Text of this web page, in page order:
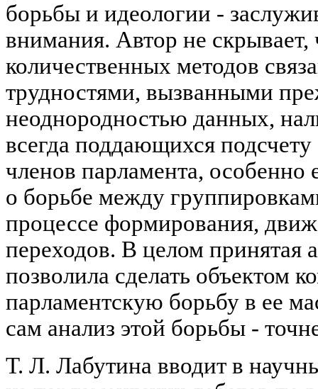
борьбы и идеологии -
внимания. Автор не
количественных методов
трудностями, вызванными
неоднородностью данных,
всегда поддающихся
членов парламента, особенно
о борьбе между
процессе формирования,
переходов. В целом принятая
позволила сделать объектом
парламентскую борьбу в ее
сам анализ этой борьбы -
Т. Л. Лабутина вводит в